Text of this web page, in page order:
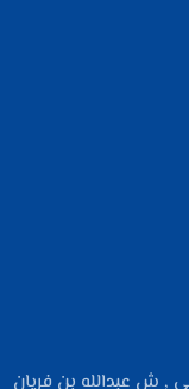
, ش عبدالله بن فريان